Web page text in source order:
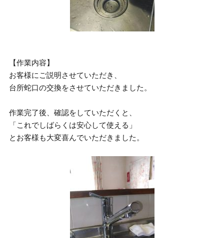
【作業内容】
お客様にご説明させていただき、
台所蛇口の交換をさせていただきました。
作業完了後、確認をしていただくと、
「これでしばらくは安心して使える」
とお客様も大変喜んでいただきました。